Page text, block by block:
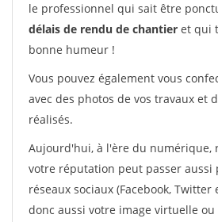
le professionnel qui sait être
délais de rendu de chantier et qui
bonne humeur !
Vous pouvez également vous
avec des photos de vos travaux et
réalisés.
Aujourd'hui, à l'ère du numérique,
votre réputation peut passer aussi
réseaux sociaux (Facebook, Twitter
donc aussi votre image virtuelle